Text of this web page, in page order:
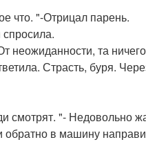
что. "-Отрицал парень.
неожиданности, та
Страсть, буря.
"- Недовольно
обратно в машину